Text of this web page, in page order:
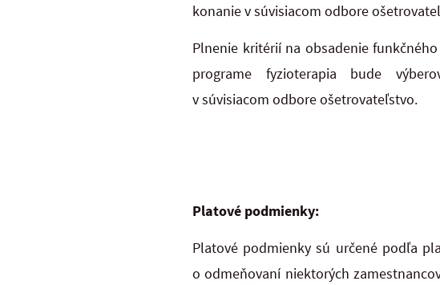
konanie v súvisiacom odbore
Plnenie kritérií na obsadenie
programe fyzioterapia bude
v súvisiacom odbore ošetrovateľstvo.
Platové podmienky:
Platové podmienky sú určené podľa
o odmeňovaní niektorých